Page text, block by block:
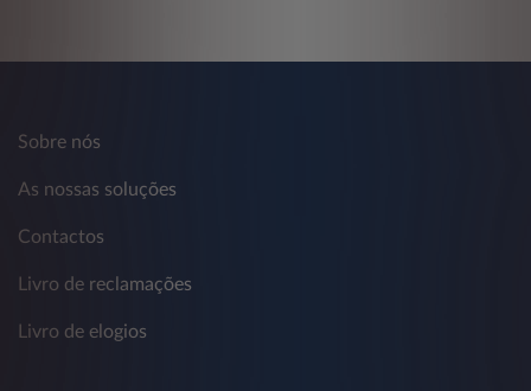
Sobre nós
As nossas soluções
Contactos
Livro de reclamações
Livro de elogios